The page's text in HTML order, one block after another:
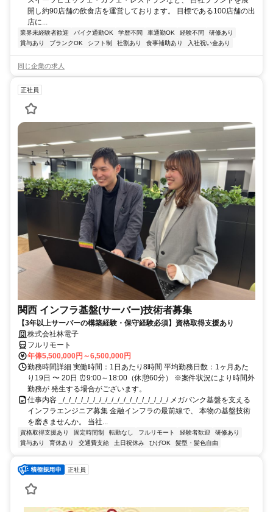
開し約90店舗の飲食店を運営しております。 目標である100店舗の出
店に...
業界未経験者歓迎 バイク通勤OK 学歴不問 車通勤OK 経験不問
研修あり
賞与あり
ブランクOK シフト制 社割あり 食事補助あり 入社祝い金あり
同じ企業の求人
正社員
関西 インフラ基盤(サーバー)技術者募集
【3年以上サーバーの構築経験・保守経験必須】資格取得支援あり
株式会社林電子
フルリモート
年俸5,500,000円～6,500,000円
勤務時間詳細 実働時間：1日あたり8時間 平均勤務日数：1ヶ月あた
り19日 〜 20日 ⏰9:00～18:00（休憩60分） ※案件状況により時間外
勤務が 発生する場合がございます。
仕事内容 _/_/_/_/_/_/_/_/_/_/_/_/_/_/_/_/_/_/ メガバンク基盤を支える
インフラエンジニア募集 金融インフラの最前線で、 本物の基盤技術
を磨きませんか。 当社...
資格取得支援あり 固定時間制 転勤なし フルリモート 経験者歓迎
研修あり
賞与あり
育休あり 交通費支給 土日祝休み ひげOK 髪型・髪色自由
正社員